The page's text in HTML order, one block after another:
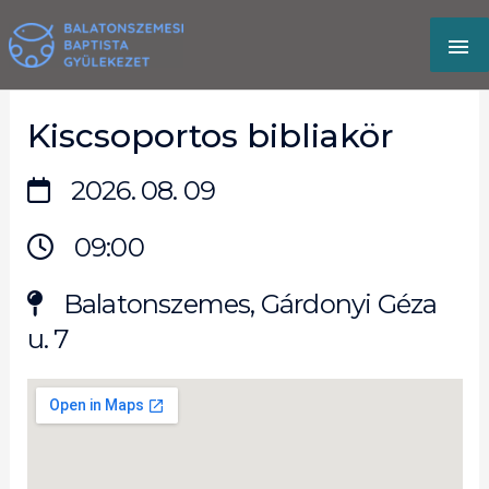
to
content
Kiscsoportos bibliakör
2026. 08. 09
09:00
Balatonszemes, Gárdonyi Géza
u. 7